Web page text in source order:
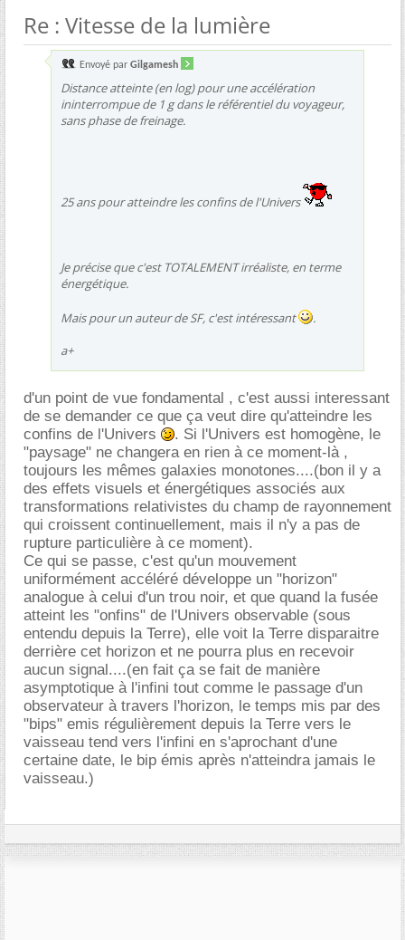
Re : Vitesse de la lumière
Envoyé par Gilgamesh
Distance atteinte (en log) pour une accélération
ininterrompue de 1 g dans le référentiel du voyageur,
sans phase de freinage.
25 ans pour atteindre les confins de l'Univers
Je précise que c'est TOTALEMENT irréaliste, en terme
énergétique.
Mais pour un auteur de SF, c'est intéressant
.
a+
d'un point de vue fondamental , c'est aussi interessant
de se demander ce que ça veut dire qu'atteindre les
confins de l'Univers
. Si l'Univers est homogène, le
"paysage" ne changera en rien à ce moment-là ,
toujours les mêmes galaxies monotones....(bon il y a
des effets visuels et énergétiques associés aux
transformations relativistes du champ de rayonnement
qui croissent continuellement, mais il n'y a pas de
rupture particulière à ce moment).
Ce qui se passe, c'est qu'un mouvement
uniformément accéléré développe un "horizon"
analogue à celui d'un trou noir, et que quand la fusée
atteint les "onfins" de l'Univers observable (sous
entendu depuis la Terre), elle voit la Terre disparaitre
derrière cet horizon et ne pourra plus en recevoir
aucun signal....(en fait ça se fait de manière
asymptotique à l'infini tout comme le passage d'un
observateur à travers l'horizon, le temps mis par des
"bips" emis régulièrement depuis la Terre vers le
vaisseau tend vers l'infini en s'aprochant d'une
certaine date, le bip émis après n'atteindra jamais le
vaisseau.)